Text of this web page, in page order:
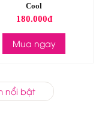
Cool
180.000đ
Mua ngay
nổi bật